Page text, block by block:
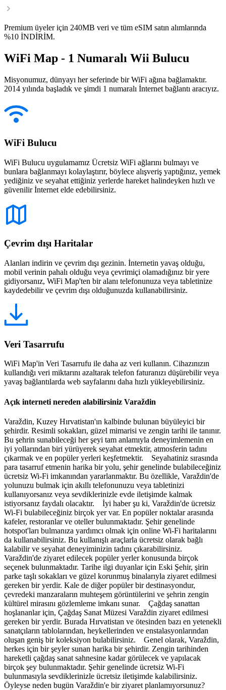
Premium üyeler için 240MB veri ve tüm eSIM satın alımlarında
%10 İNDİRİM.
WiFi Map - 1 Numaralı Wii Bulucu
Misyonumuz, dünyayı her seferinde bir WiFi ağına bağlamaktır.
2014 yılında başladık ve şimdi 1 numaralı İnternet bağlantı aracıyız.
WiFi Bulucu
WiFi Bulucu uygulamamız Ücretsiz WiFi ağlarını bulmayı ve
bunlara bağlanmayı kolaylaştırır, böylece alışveriş yaptığınız, yemek
yediğiniz ve seyahat ettiğiniz yerlerde hareket halindeyken hızlı ve
güvenilir İnternet elde edebilirsiniz.
Çevrim dışı Haritalar
Alanları indirin ve çevrim dışı gezinin. İnternetin yavaş olduğu,
mobil verinin pahalı olduğu veya çevrimiçi olamadığınız bir yere
gidiyorsanız, WiFi Map'ten bir alanı telefonunuza veya tabletinize
kaydedebilir ve çevrim dışı olduğunuzda kullanabilirsiniz.
Veri Tasarrufu
WiFi Map'in Veri Tasarrufu ile daha az veri kullanın. Cihazınızın
kullandığı veri miktarını azaltarak telefon faturanızı düşürebilir veya
yavaş bağlantılarda web sayfalarını daha hızlı yükleyebilirsiniz.
Açık interneti nereden alabilirsiniz Varaždin
Varaždin, Kuzey Hırvatistan'ın kalbinde bulunan büyüleyici bir
şehirdir. Resimli sokakları, güzel mimarisi ve zengin tarihi ile tanınır.
Bu şehrin sunabileceği her şeyi tam anlamıyla deneyimlemenin en
iyi yollarından biri yürüyerek seyahat etmektir, atmosferin tadını
çıkarmak ve en popüler yerleri keşfetmektir. Seyahatiniz sırasında
para tasarruf etmenin harika bir yolu, şehir genelinde bulabileceğiniz
ücretsiz Wi-Fi imkanından yararlanmaktır. Bu özellikle, Varaždin'de
yolunuzu bulmak için akıllı telefonunuzu veya tabletinizi
kullanıyorsanız veya sevdiklerinizle evde iletişimde kalmak
istiyorsanız faydalı olacaktır. İyi haber şu ki, Varaždin'de ücretsiz
Wi-Fi bulabileceğiniz birçok yer var. En popüler noktalar arasında
kafeler, restoranlar ve oteller bulunmaktadır. Şehir genelinde
hotspot'ları bulmanıza yardımcı olmak için online Wi-Fi haritalarını
da kullanabilirsiniz. Bu kullanışlı araçlarla ücretsiz olarak bağlı
kalabilir ve seyahat deneyiminizin tadını çıkarabilirsiniz.
Varaždin'de ziyaret edilecek popüler yerler konusunda birçok
seçenek bulunmaktadır. Tarihe ilgi duyanlar için Eski Şehir, şirin
parke taşlı sokakları ve güzel korunmuş binalarıyla ziyaret edilmesi
gereken bir yerdir. Kale de diğer popüler bir destinasyondur,
çevredeki manzaraların muhteşem görüntülerini ve şehrin zengin
kültürel mirasını gözlemleme imkanı sunar. Çağdaş sanattan
hoşlananlar için, Çağdaş Sanat Müzesi Varaždin ziyaret edilmesi
gereken bir yerdir. Burada Hırvatistan ve ötesinden bazı en yetenekli
sanatçıların tablolarından, heykellerinden ve enstalasyonlarından
oluşan geniş bir koleksiyon bulabilirsiniz. Genel olarak, Varaždin,
herkes için bir şeyler sunan harika bir şehirdir. Zengin tarihinden
hareketli çağdaş sanat sahnesine kadar görülecek ve yapılacak
birçok şey bulunmaktadır. Şehir genelinde ücretsiz Wi-Fi
bulunmasıyla sevdiklerinizle ücretsiz iletişimde kalabilirsiniz.
Öyleyse neden bugün Varaždin'e bir ziyaret planlamıyorsunuz?